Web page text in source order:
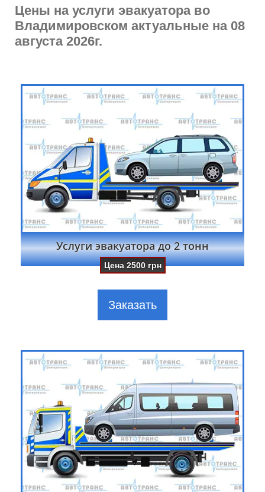
Цены на услуги эвакуатора во
Владимировском актуальные на 08
августа 2026г.
Услуги эвакуатора до 2 тонн
Цена2500 грн
Заказать